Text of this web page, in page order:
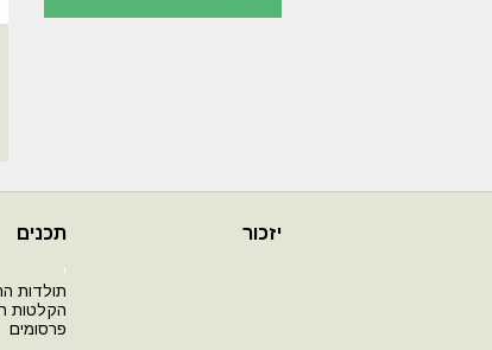
יזכור תכנים
י
תולדות
הקלטות
פרסומים